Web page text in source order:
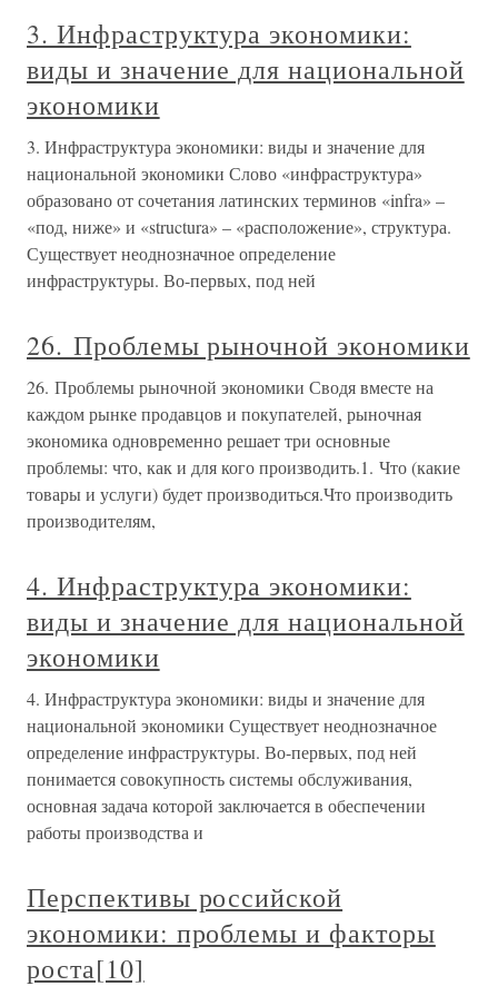
3. Инфраструктура экономики:
виды и значение для национальной
экономики
3. Инфраструктура экономики: виды и значение для
национальной экономики Слово «инфраструктура»
образовано от сочетания латинских терминов «infra» –
«под, ниже» и «structura» – «расположение», структура.
Существует неоднозначное определение
инфраструктуры. Во-первых, под ней
26. Проблемы рыночной экономики
26. Проблемы рыночной экономики Сводя вместе на
каждом рынке продавцов и покупателей, рыночная
экономика одновременно решает три основные
проблемы: что, как и для кого производить.1. Что (какие
товары и услуги) будет производиться.Что производить
производителям,
4. Инфраструктура экономики:
виды и значение для национальной
экономики
4. Инфраструктура экономики: виды и значение для
национальной экономики Существует неоднозначное
определение инфраструктуры. Во-первых, под ней
понимается совокупность системы обслуживания,
основная задача которой заключается в обеспечении
работы производства и
Перспективы российской
экономики: проблемы и факторы
роста[10]